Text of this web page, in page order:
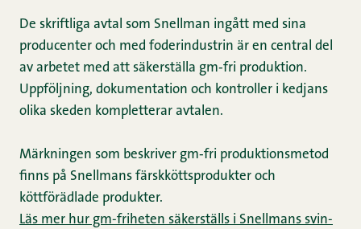
De skriftliga avtal som Snellman ingått med sina
producenter och med foderindustrin är en central del
av arbetet med att säkerställa gm‑fri produktion.
Uppföljning, dokumentation och kontroller i kedjans
olika skeden kompletterar avtalen.
Märkningen som beskriver gm‑fri produktionsmetod
finns på Snellmans färskköttsprodukter och
köttförädlade produkter.
Läs mer hur gm-friheten säkerställs i Snellmans svin-